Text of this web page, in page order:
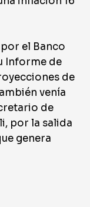
el Banco
Informe de
de
venía
de
por la salida
genera